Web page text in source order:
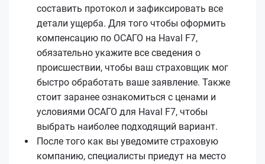
составить протокол и зафиксировать все
детали ущерба. Для того чтобы оформить
компенсацию по ОСАГО на Haval F7,
обязательно укажите все сведения о
происшествии, чтобы ваш страховщик мог
быстро обработать ваше заявление. Также
стоит заранее ознакомиться с ценами и
условиями ОСАГО для Haval F7, чтобы
выбрать наиболее подходящий вариант.
После того как вы уведомите страховую
компанию, специалисты приедут на место